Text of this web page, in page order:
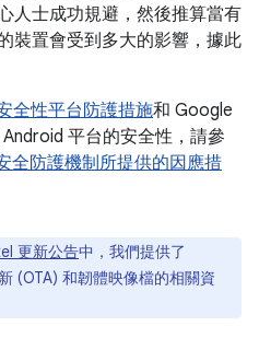
人士成功規避，然後推算當有
裝置會受到多大的影響，據此
全性平台防護措施和 Google
平台的安全性，請參
全防護機制所提供的因應措
更新公告中，我們提供了
(OTA) 和韌體映像檔的相關資